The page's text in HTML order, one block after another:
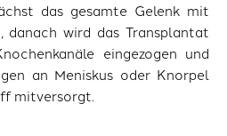
das gesamte Gelenk mit
danach wird das Transplantat
eingezogen und
an Meniskus oder Knorpel
mitversorgt.